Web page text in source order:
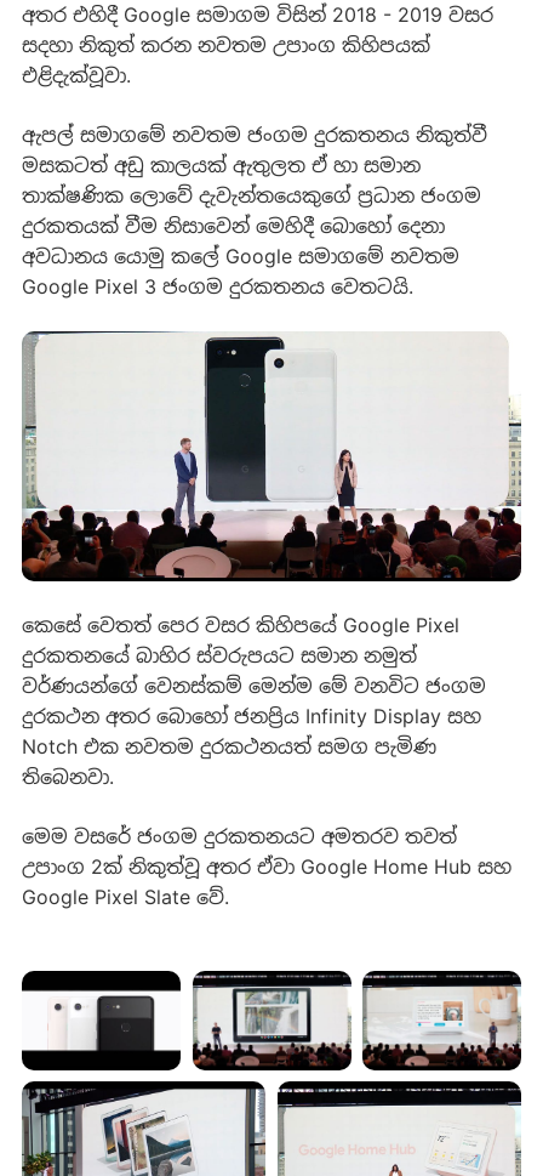
අතර එහිදී Google සමාගම විසින් 2018 - 2019 වසර
සදහා නිකුත් කරන නවතම උපාංග කිහිපයක්
එළිදැක්වූවා.
ඇපල් සමාගමේ නවතම ජංගම දුරකතනය නිකුත්වී
මසකටත් අඩු කාලයක් ඇතුලත ඒ හා සමාන
තාක්ෂණික ලොවේ දැවැන්තයෙකුගේ ප්‍රධාන ජංගම
දුරකතයක් වීම නිස‍ාවෙන් මෙහිදී බොහෝ දෙනා
අවධානය යොමු කලේ Google සමාගමේ නවතම
Google Pixel 3 ජංගම දුරකතනය වෙතටයි.
කෙසේ වෙතත් පෙර වසර කිහිපයේ Google Pixel
දුරකතනයේ බාහිර ස්වරුපයට සමාන නමුත්
වර්ණයන්ගේ වෙනස්කම් මෙන්ම මේ වනවිට ජංගම
දුරකථන අතර බොහෝ ජනප්‍රිය Infinity Display සහ
Notch එක නවතම දුරකථනයත් සමග පැමිණ
තිබෙනවා.
මෙම වසරේ ජංගම දුරකතනයට අමතරව තවත්
උපාංග 2ක් නිකුත්වූ අතර ඒවා Google Home Hub සහ
Google Pixel Slate වේ.